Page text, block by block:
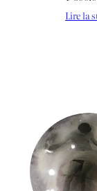
Lire la